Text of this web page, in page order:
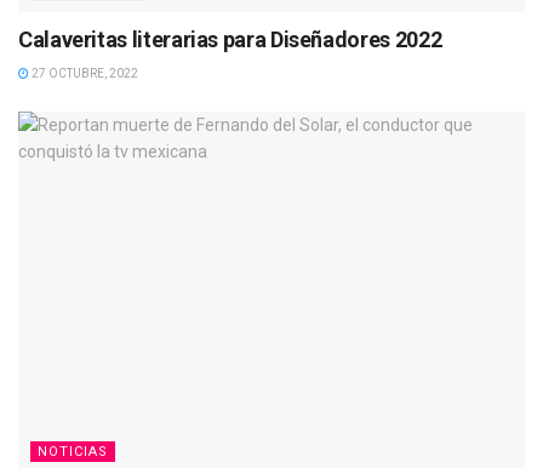
Calaveritas literarias para Diseñadores 2022
27 OCTUBRE, 2022
NOTICIAS